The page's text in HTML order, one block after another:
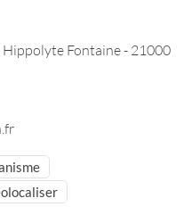
Hippolyte Fontaine - 21000